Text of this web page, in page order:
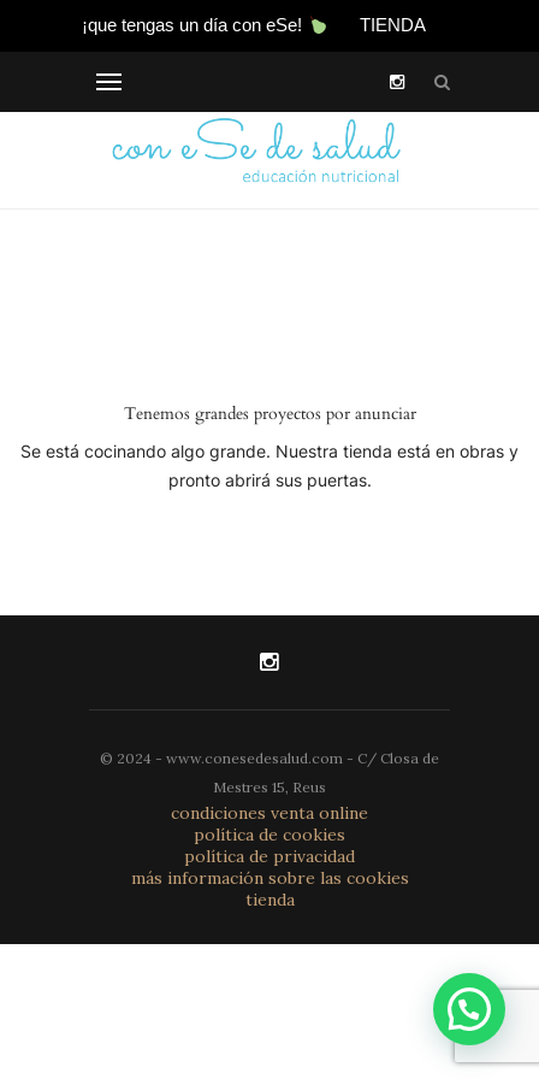
¡que tengas un día con eSe! TIENDA
Tenemos grandes proyectos por anunciar
Se está cocinando algo grande. Nuestra tienda está en obras y
pronto abrirá sus puertas.
© 2024 - www.conesedesalud.com - C/ Closa de
Mestres 15, Reus
condiciones venta online
política de cookies
política de privacidad
más información sobre las cookies
tienda